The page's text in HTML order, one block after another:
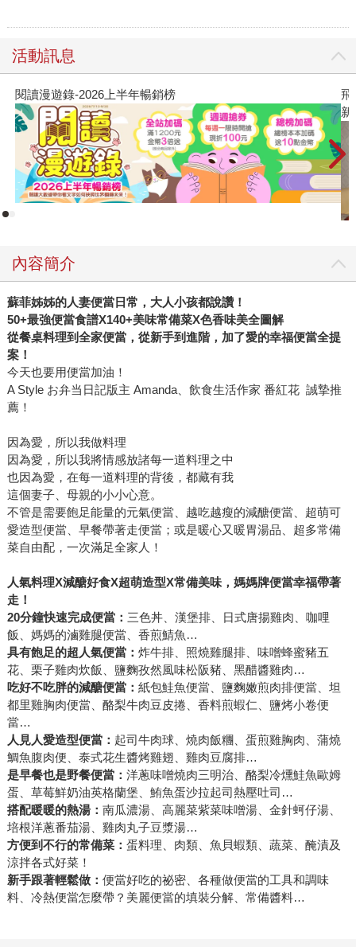
活動訊息
閱讀漫遊錄-2026上半年暢銷榜
飛
新
內容簡介
蘇菲姊姊的人妻便當日常，大人小孩都說讚！
50+最強便當食譜X140+美味常備菜X色香味美全圖解
從餐桌料理到全家便當，從新手到進階，加了愛的幸福便當全提
案！
今天也要用便當加油！
A Style お弁当日記版主 Amanda、飲食生活作家 番紅花 誠摯推
薦！
因為愛，所以我做料理
因為愛，所以我將情感放諸每一道料理之中
也因為愛，在每一道料理的背後，都藏有我
這個妻子、母親的小小心意。
不管是需要飽足能量的元氣便當、越吃越瘦的減醣便當、超萌可
愛造型便當、早餐帶著走便當；或是暖心又暖胃湯品、超多常備
菜自由配，一次滿足全家人！
人氣料理X減醣好食X超萌造型X常備美味，媽媽牌便當幸福帶著
走！
20分鐘快速完成便當： 三色丼、漢堡排、日式唐揚雞肉、咖哩
飯、媽媽的滷雞腿便當、香煎鯖魚…
具有飽足的超人氣便當： 炸牛排、照燒雞腿排、味噌蜂蜜豬五
花、栗子雞肉炊飯、鹽麴孜然風味松阪豬、黑醋醬雞肉…
吃好不吃胖的減醣便當： 紙包鮭魚便當、鹽麴嫩煎肉排便當、坦
都里雞胸肉便當、酪梨牛肉豆皮捲、香料煎蝦仁、鹽烤小卷便
當…
人見人愛造型便當： 起司牛肉球、燒肉飯糰、蛋煎雞胸肉、蒲燒
鯛魚腹肉便、泰式花生醬烤雞翅、雞肉豆腐排…
是早餐也是野餐便當： 洋蔥味噌燒肉三明治、酪梨冷燻鮭魚歐姆
蛋、草莓鮮奶油英格蘭堡、鮪魚蛋沙拉起司熱壓吐司…
搭配暖暖的熱湯： 南瓜濃湯、高麗菜紫菜味噌湯、金針蚵仔湯、
培根洋蔥番茄湯、雞肉丸子豆漿湯…
方便到不行的常備菜： 蛋料理、肉類、魚貝蝦類、蔬菜、醃漬及
涼拌各式好菜！
新手跟著輕鬆做： 便當好吃的祕密、各種做便當的工具和調味
料、冷熱便當怎麼帶？美麗便當的填裝分解、常備醬料…